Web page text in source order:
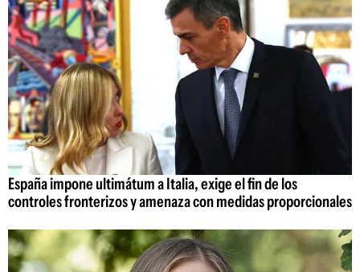
España impone ultimátum a Italia, exige el fin de los
controles fronterizos y amenaza con medidas proporcionales